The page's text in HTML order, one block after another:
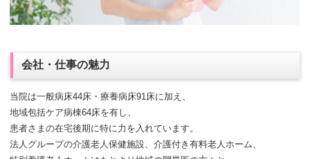
会社・仕事の魅力
当院は一般病床44床・療養病床91床に加え、
地域包括ケア病棟64床を有し、
患者さまの在宅後期に特に力を入れています。
法人グループの介護老人保健施設、介護付き有料老人ホーム、